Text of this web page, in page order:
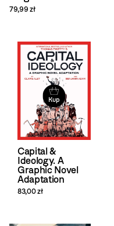
79,99 zł
Kup
Capital &
Ideology. A
Graphic Novel
Adaptation
83,00 zł